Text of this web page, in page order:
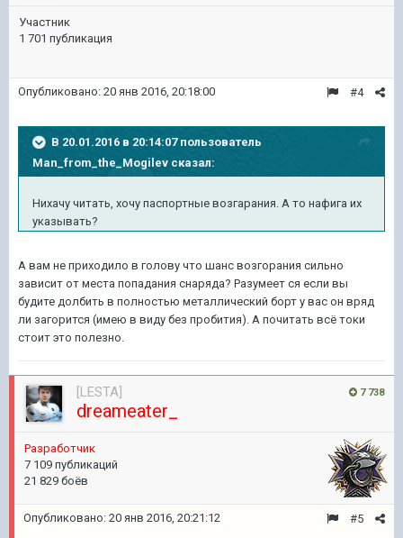
Участник
1 701 публикация
#4
Опубликовано: 20 янв 2016, 20:18:00
В 20.01.2016 в 20:14:07 пользователь
Man_from_the_Mogilev сказал:
Нихачу читать, хочу паспортные возгарания. А то нафига их
указывать?
А вам не приходило в голову что шанс возгорания сильно
зависит от места попадания снаряда? Разумеет ся если вы
будите долбить в полностью металлический борт у вас он вряд
ли загорится (имею в виду без пробития). А почитать всё токи
стоит это полезно.
7 738
[LESTA]
dreameater_
Разработчик
7 109 публикаций
21 829 боёв
#5
Опубликовано: 20 янв 2016, 20:21:12